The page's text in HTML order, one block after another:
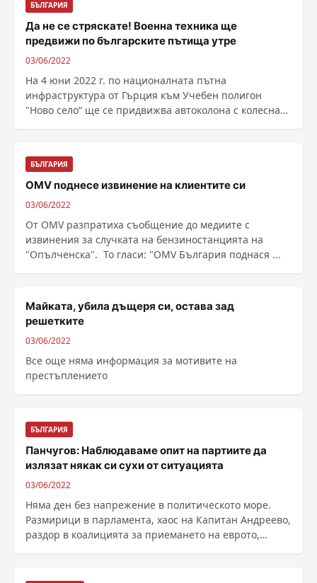
БЪЛГАРИЯ
Да не се стряскате! Военна техника ще
предвижи по българските пътища утре
03/06/2022
На 4 юни 2022 г. по националната пътна
инфраструктура от Гърция към Учебен полигон
"Ново село“ ще се придвижва автоколона с колесна
БЪЛГАРИЯ
OMV поднесе извинение на клиентите си
03/06/2022
От OMV разпратиха съобщение до медиите с
извинения за случката на бензиностанцията на
"Опълченска". То гласи: "OMV България поднася ...
Майката, убила дъщеря си, остава зад
решетките
03/06/2022
Все още няма информация за мотивите на
престъплението
БЪЛГАРИЯ
Панчугов: Наблюдаваме опит на партиите да
излязат някак си сухи от ситуацията
03/06/2022
Няма ден без напрежение в политическото море.
Размирици в парламента, хаос на Капитан Андреево,
раздор в коалицията за приемането на еврото,